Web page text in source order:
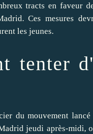
tracts en faveur
Ces mesures
les jeunes.
tenter
du mouvement
jeudi après-midi,